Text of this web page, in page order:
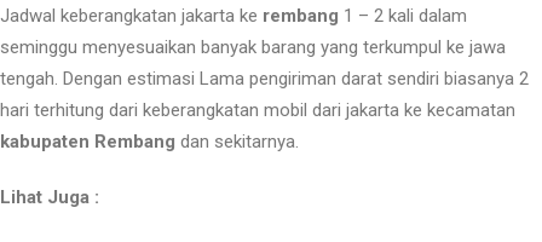
Jadwal keberangkatan jakarta ke rembang 1 – 2 kali dalam
seminggu menyesuaikan banyak barang yang terkumpul ke jawa
tengah. Dengan estimasi Lama pengiriman darat sendiri biasanya 2
hari terhitung dari keberangkatan mobil dari jakarta ke kecamatan
kabupaten Rembang dan sekitarnya.
Lihat Juga :